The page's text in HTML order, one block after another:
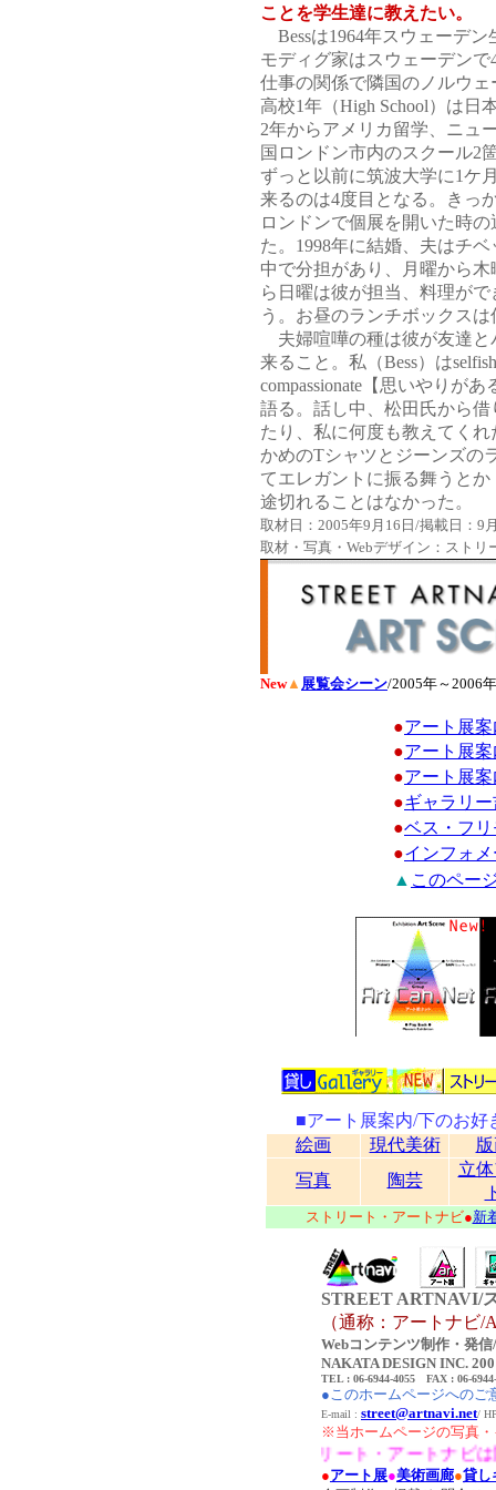
ことを学生達に教えたい。
Bessは1964年スウェーデン
モディグ家はスウェーデン
仕事の関係で隣国のノルウェ
高校1年（High School）は日
2年からアメリカ留学、ニュ
国ロンドン市内のスクール2
ずっと以前に筑波大学に1ケ
来るのは4度目となる。きっ
ロンドンで個展を開いた時
た。1998年に結婚、夫はチ
中で分担があり、月曜から
ら日曜は彼が担当、料理が
う。お昼のランチボックス
夫婦喧嘩の種は彼が友達と
来ること。私（Bess）は
compassionate【思いやりが
語る。話し中、松田氏から
たり、私に何度も教えてく
かめのTシャツとジーンズの
てエレガントに振る舞うと
途切れることはなかった。
取材日：2005年9月16日/掲載日：9
取材・写真・Webデザイン：スト
New▲ 展覧会シーン/2005年～2006
●アート展
●アート展
●アート展
●ギャラリ
●ベス・フ
●インフォ
▲ このペー
■アート展案内/下のお好
絵画
現代美術
写真
陶芸
立
ストリート・アートナビ●新
STREET ARTNAVI/
（通称：アートナビ/
Webコンテンツ制作・発
NAKATA DESIGN INC.
TEL : 06-6944-4055 FAX : 06-
●このホームページへのご
E-mail : street@artnavi.net/
※当ホームページの写真
●ストリート・アートナビは関西
●アート展●美術画廊●貸し